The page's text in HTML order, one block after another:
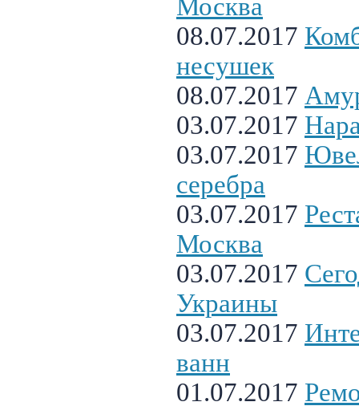
Москва
08.07.2017
несушек
08.07.2017
03.07.2017
03.07.2017
серебра
03.07.2017
Москва
03.07.2017
Украины
03.07.2017
ванн
01.07.2017